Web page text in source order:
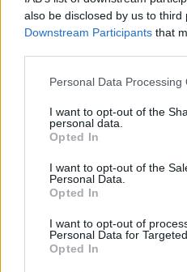
also be disclosed by us to third
Downstream Participants that
Personal Data Processing
I want to opt-out of the
personal data.
Opted In
I want to opt-out of the
Personal Data.
Opted In
I want to opt-out of
Personal Data for
Opted In
rodiče se poznali v Příbrami
VÍCE OD AUTORA
Komentář
Toxické slovo
Komentář